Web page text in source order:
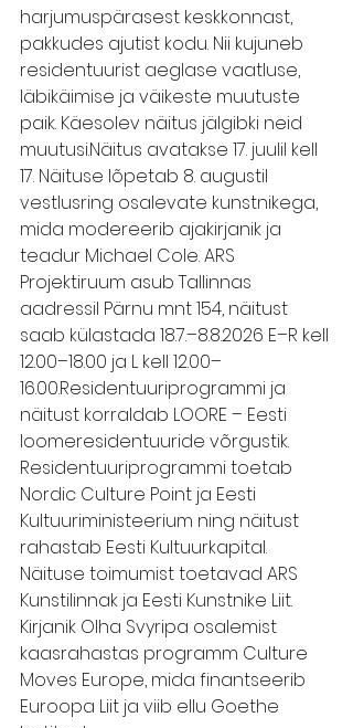
harjumuspärasest keskkonnast,
pakkudes ajutist kodu. Nii kujuneb
residentuurist aeglase vaatluse,
läbikäimise ja väikeste muutuste
paik. Käesolev näitus jälgibki neid
muutusi.Näitus avatakse 17. juulil kell
17. Näituse lõpetab 8. augustil
vestlusring osalevate kunstnikega,
mida modereerib ajakirjanik ja
teadur Michael Cole. ARS
Projektiruum asub Tallinnas
aadressil Pärnu mnt 154, näitust
saab külastada 18.7.–8.8.2026 E–R kell
12.00–18.00 ja L kell 12.00–
16.00.Residentuuriprogrammi ja
näitust korraldab LOORE – Eesti
loomeresidentuuride võrgustik.
Residentuuriprogrammi toetab
Nordic Culture Point ja Eesti
Kultuuriministeerium ning näitust
rahastab Eesti Kultuurkapital.
Näituse toimumist toetavad ARS
Kunstilinnak ja Eesti Kunstnike Liit.
Kirjanik Olha Svyripa osalemist
kaasrahastas programm Culture
Moves Europe, mida finantseerib
Euroopa Liit ja viib ellu Goethe